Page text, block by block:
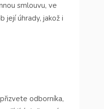
smlouvu, ve
její úhrady, jakož i
odborníka,